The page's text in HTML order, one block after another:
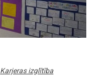
Karjeras izglītība